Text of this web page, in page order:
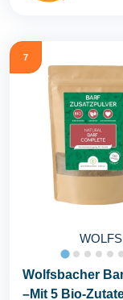
7
Wolfsbacher
–Mit 5 Bio-